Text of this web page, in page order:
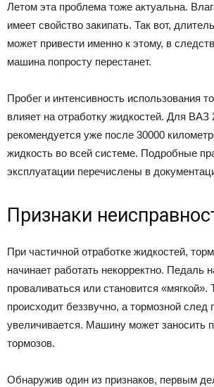
Летом эта проблема тоже актуальна.
имеет свойство закипать. Так вот,
может привести именно к этому, в
машина попросту перестанет.
Пробег и интенсивность использования
влияет на отработку жидкостей. Для ВАЗ
рекомендуется уже после 30000
жидкость во всей системе. Подробные
эксплуатации перечислены в
Признаки
При частичной отработке жидкостей,
начинает работать некорректно. Педаль
проваливаться или становится «мягкой».
происходит беззвучно, а тормозной след
увеличивается. Машину может заносить
тормозов.
Обнаружив один из признаков, первым